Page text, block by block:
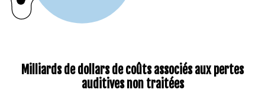
Milliards de dollars de coûts associés aux pertes
auditives non traitées